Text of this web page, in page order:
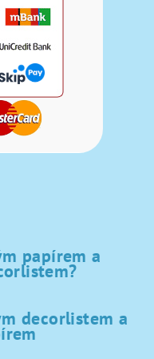
papírem a
decorlistem a